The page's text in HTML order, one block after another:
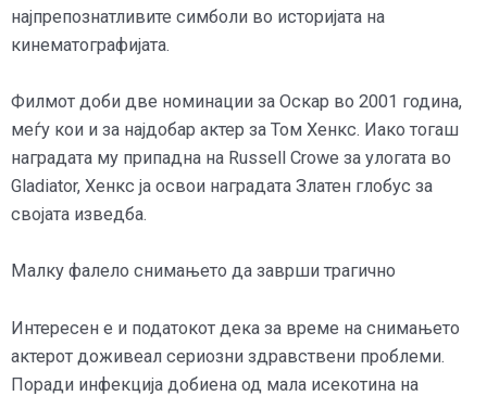
најпрепознатливите симболи во историјата на
кинематографијата.
Филмот доби две номинации за Оскар во 2001 година,
меѓу кои и за најдобар актер за Том Хенкс. Иако тогаш
наградата му припадна на Russell Crowe за улогата во
Gladiator, Хенкс ја освои наградата Златен глобус за
својата изведба.
Малку фалело снимањето да заврши трагично
Интересен е и податокот дека за време на снимањето
актерот доживеал сериозни здравствени проблеми.
Поради инфекција добиена од мала исекотина на